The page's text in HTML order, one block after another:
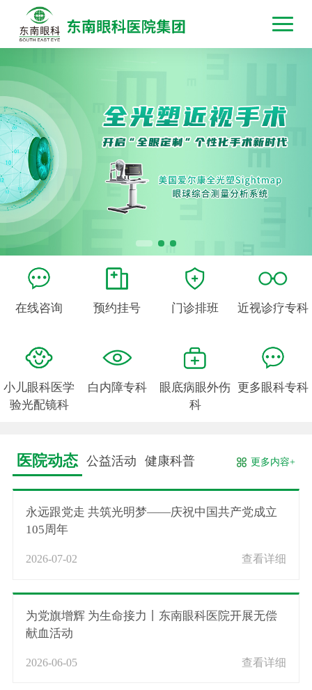
在线咨询 预约挂号 门诊排班 近视诊疗专科
小儿眼科医学
验光配镜科
白内障专科
眼底病眼外伤
科
更多眼科专科
医院动态 公益活动 健康科普 更多内容+
永远跟党走 共筑光明梦——庆祝中国共产党成立
105周年
2026-07-02 查看详细
为党旗增辉 为生命接力丨东南眼科医院开展无偿
献血活动
2026-06-05 查看详细